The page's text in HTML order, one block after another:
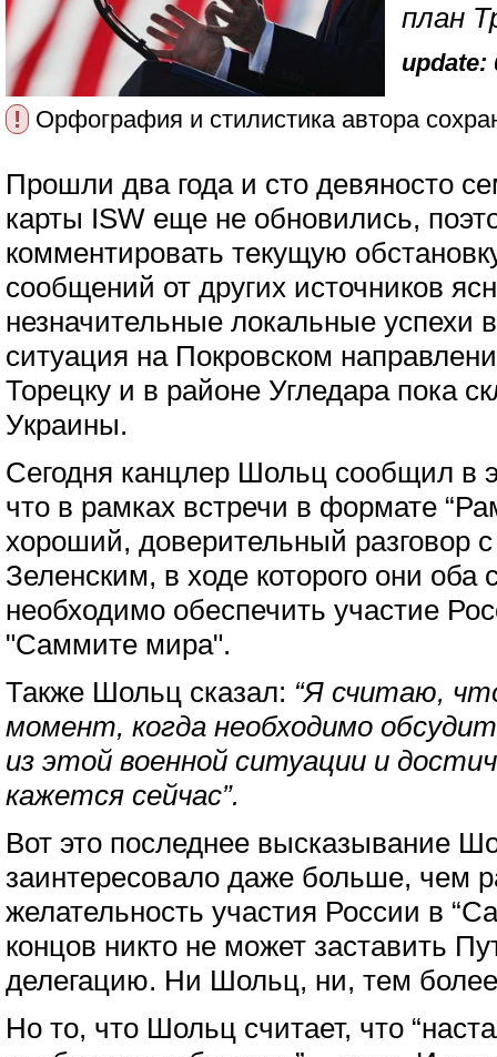
план
update:
! Орфография и стилистика автора
Прошли два года и сто девяносто
карты ISW еще не обновились,
комментировать текущую
сообщений от других источников
незначительные локальные успехи
ситуация на Покровском
Торецку и в районе Угледара пока
Украины.
Сегодня канцлер Шольц сообщил в
что в рамках встречи в формате
хороший, доверительный разговор
Зеленским, в ходе которого они оба
необходимо обеспечить участие
"Саммите мира".
Также Шольц сказал: “Я считаю,
момент, когда необходимо
из этой военной ситуации и
кажется сейчас”.
Вот это последнее высказывание
заинтересовало даже больше, чем
желательность участия России в
концов никто не может заставить
делегацию. Ни Шольц, ни, тем
Но то, что Шольц считает, что